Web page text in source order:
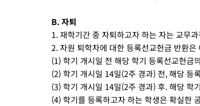
B. 자퇴
1. 재학기간 중 자퇴하고자 하는 자는 교무
2. 자원 퇴학자에 대한 등록선교헌금 반환
(1) 학기 개시일 전 해당 학기 등록선교헌금
(2) 학기 개시일 14일(2주 경과) 전, 해당 등
(3) 학기 개시일 14일(2주 경과) 후. 해당 학
(4) 학기를 등록하고자 하는 학생은 확실한